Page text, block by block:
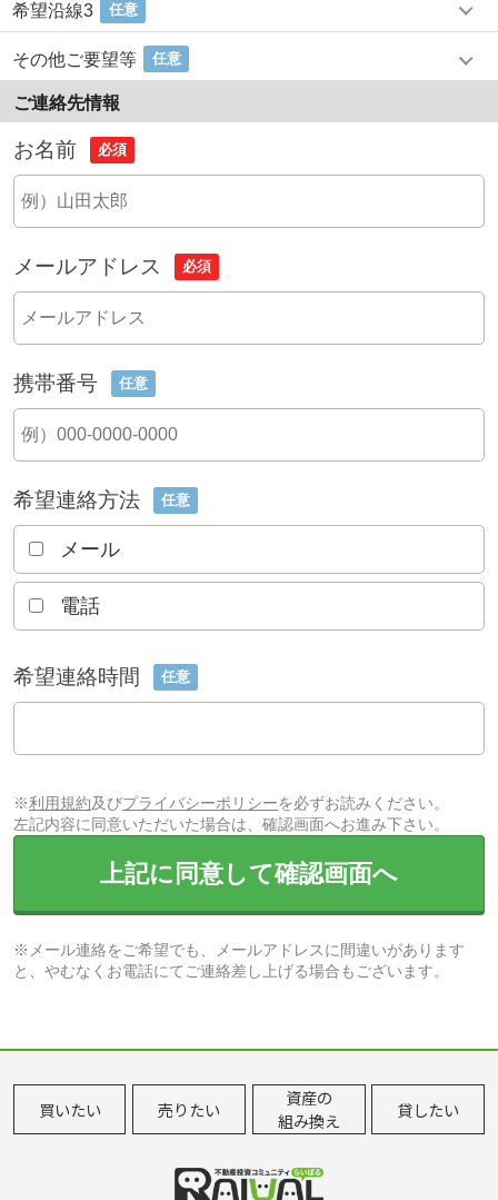
希望沿線3 任意
その他ご要望等 任意
ご連絡先情報
お名前 必須
メールアドレス 必須
携帯番号 任意
希望連絡方法 任意
メール
電話
希望連絡時間 任意
※利用規約及びプライバシーポリシーを必ずお読みください。
左記内容に同意いただいた場合は、確認画面へお進み下さい。
上記に同意して確認画面へ
※メール連絡をご希望でも、メールアドレスに間違いがあります
と、やむなくお電話にてご連絡差し上げる場合もございます。
買いたい 売りたい
資産の
組み換え
貸したい